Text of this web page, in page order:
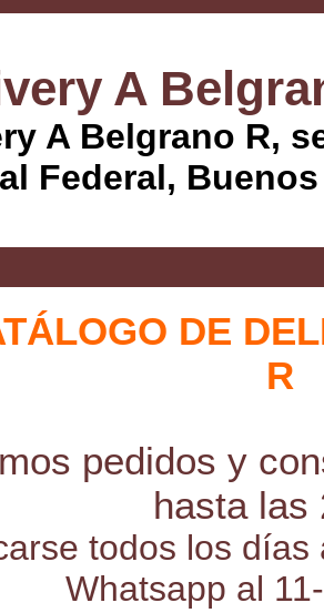
A
A Belgrano R,
Federal,
DE
R
pedidos y
hasta las
todos los
Whatsapp al